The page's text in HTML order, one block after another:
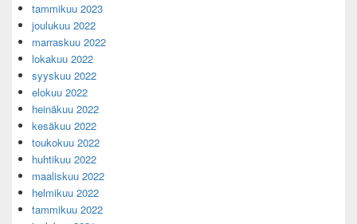
tammikuu 2023
joulukuu 2022
marraskuu 2022
lokakuu 2022
syyskuu 2022
elokuu 2022
heinäkuu 2022
kesäkuu 2022
toukokuu 2022
huhtikuu 2022
maaliskuu 2022
helmikuu 2022
tammikuu 2022